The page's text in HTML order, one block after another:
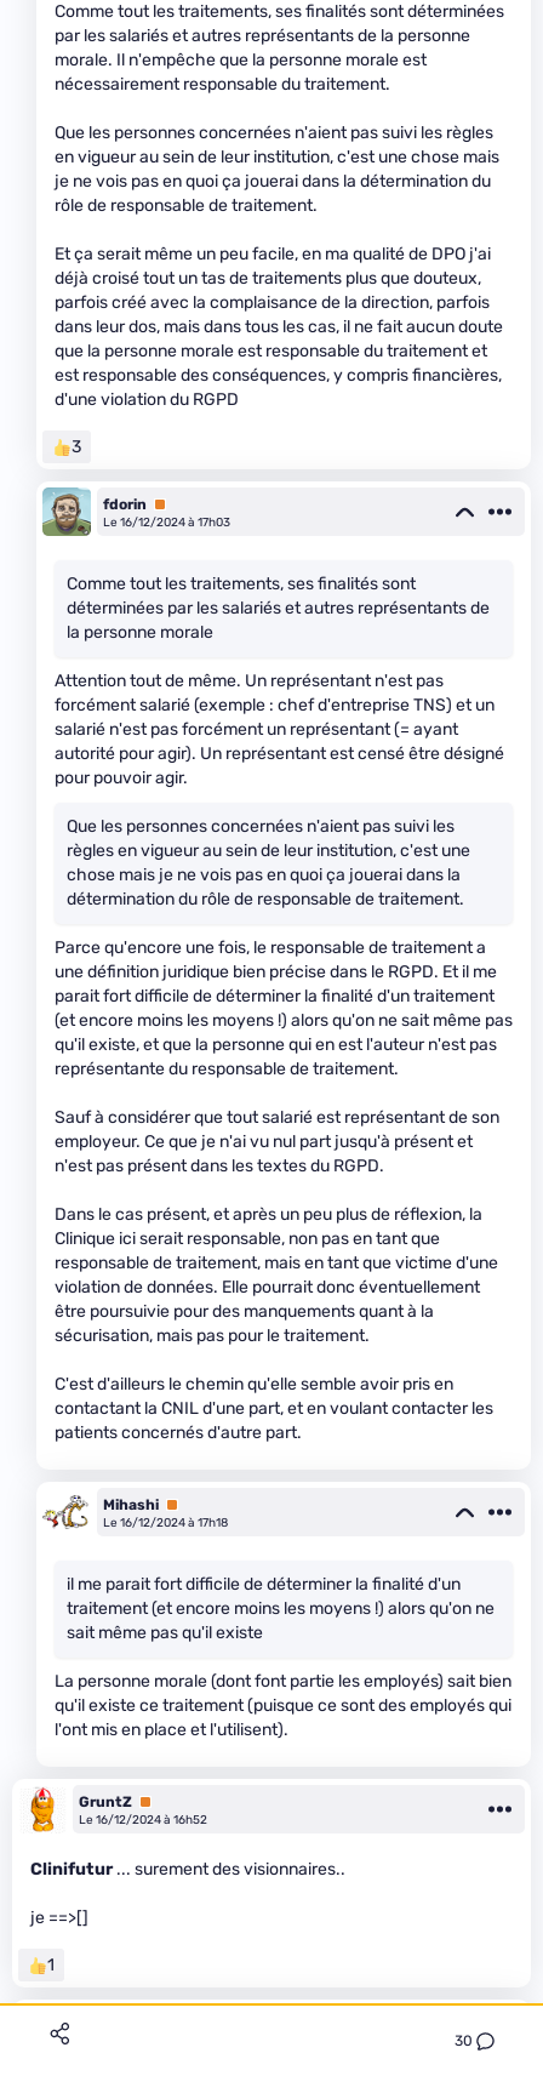
30
Comme tout les traitements, ses finalités sont déterminées
par les salariés et autres représentants de la personne
morale. Il n'empêche que la personne morale est
nécessairement responsable du traitement.
Que les personnes concernées n'aient pas suivi les règles
en vigueur au sein de leur institution, c'est une chose mais
je ne vois pas en quoi ça jouerai dans la détermination du
rôle de responsable de traitement.
Et ça serait même un peu facile, en ma qualité de DPO j'ai
déjà croisé tout un tas de traitements plus que douteux,
parfois créé avec la complaisance de la direction, parfois
dans leur dos, mais dans tous les cas, il ne fait aucun doute
que la personne morale est responsable du traitement et
est responsable des conséquences, y compris financières,
d'une violation du RGPD
3
fdorin
Premium
Le 16/12/2024 à 17h03
Comme tout les traitements, ses finalités sont
déterminées par les salariés et autres représentants de
la personne morale
Attention tout de même. Un représentant n'est pas
forcément salarié (exemple : chef d'entreprise TNS) et un
salarié n'est pas forcément un représentant (= ayant
autorité pour agir). Un représentant est censé être désigné
pour pouvoir agir.
Que les personnes concernées n'aient pas suivi les
règles en vigueur au sein de leur institution, c'est une
chose mais je ne vois pas en quoi ça jouerai dans la
détermination du rôle de responsable de traitement.
Parce qu'encore une fois, le responsable de traitement a
une définition juridique bien précise dans le RGPD. Et il me
parait fort difficile de déterminer la finalité d'un traitement
(et encore moins les moyens !) alors qu'on ne sait même pas
qu'il existe, et que la personne qui en est l'auteur n'est pas
représentante du responsable de traitement.
Sauf à considérer que tout salarié est représentant de son
employeur. Ce que je n'ai vu nul part jusqu'à présent et
n'est pas présent dans les textes du RGPD.
Dans le cas présent, et après un peu plus de réflexion, la
Clinique ici serait responsable, non pas en tant que
responsable de traitement, mais en tant que victime d'une
violation de données. Elle pourrait donc éventuellement
être poursuivie pour des manquements quant à la
sécurisation, mais pas pour le traitement.
C'est d'ailleurs le chemin qu'elle semble avoir pris en
contactant la CNIL d'une part, et en voulant contacter les
patients concernés d'autre part.
Mihashi Premium
Le 16/12/2024 à 17h18
il me parait fort difficile de déterminer la finalité d'un
traitement (et encore moins les moyens !) alors qu'on ne
sait même pas qu'il existe
La personne morale (dont font partie les employés) sait bien
qu'il existe ce traitement (puisque ce sont des employés qui
l'ont mis en place et l'utilisent).
GruntZ Premium
Le 16/12/2024 à 16h52
Clinifutur... surement des visionnaires..
je ==>[]
1